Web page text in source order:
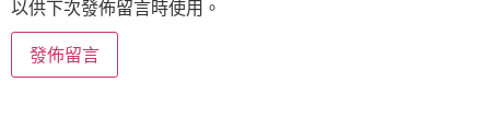
以供下次發佈留言時使用。